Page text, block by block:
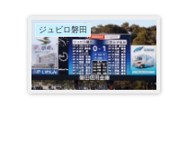
ジュビロ磐田